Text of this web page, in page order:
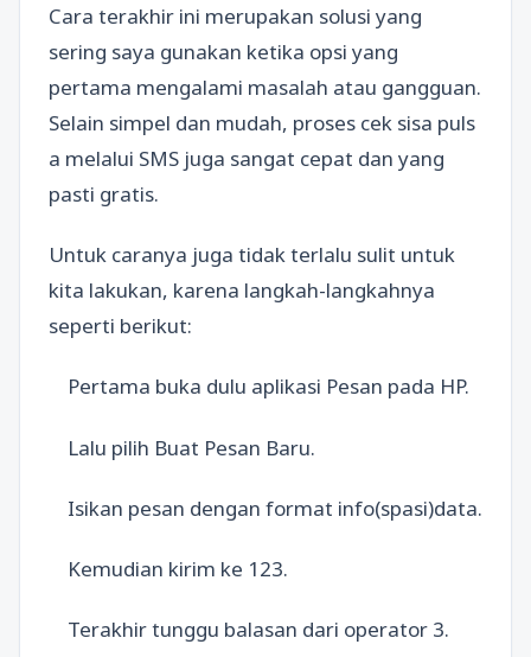
Cara terakhir ini merupakan solusi yang
sering saya gunakan ketika opsi yang
pertama mengalami masalah atau gangguan.
Selain simpel dan mudah, proses cek sisa puls
a melalui SMS juga sangat cepat dan yang
pasti gratis.
Untuk caranya juga tidak terlalu sulit untuk
kita lakukan, karena langkah-langkahnya
seperti berikut:
Pertama buka dulu aplikasi Pesan pada HP.
Lalu pilih Buat Pesan Baru.
Isikan pesan dengan format info(spasi)data.
Kemudian kirim ke 123.
Terakhir tunggu balasan dari operator 3.